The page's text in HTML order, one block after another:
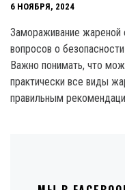
6 НОЯБРЯ, 2024
Замораживание
вопросов о
Важно понимать, что
практически все виды
правильным